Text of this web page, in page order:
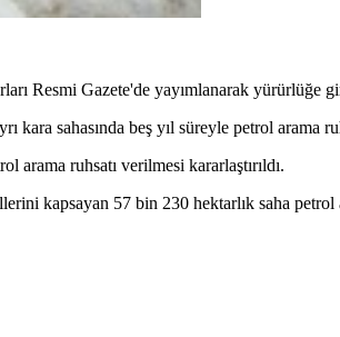
Resmi Gazete'de yayımlanarak yürürlüğe
sahasında beş yıl süreyle petrol arama
arama ruhsatı verilmesi kararlaştırıldı.
kapsayan 57 bin 230 hektarlık saha petrol